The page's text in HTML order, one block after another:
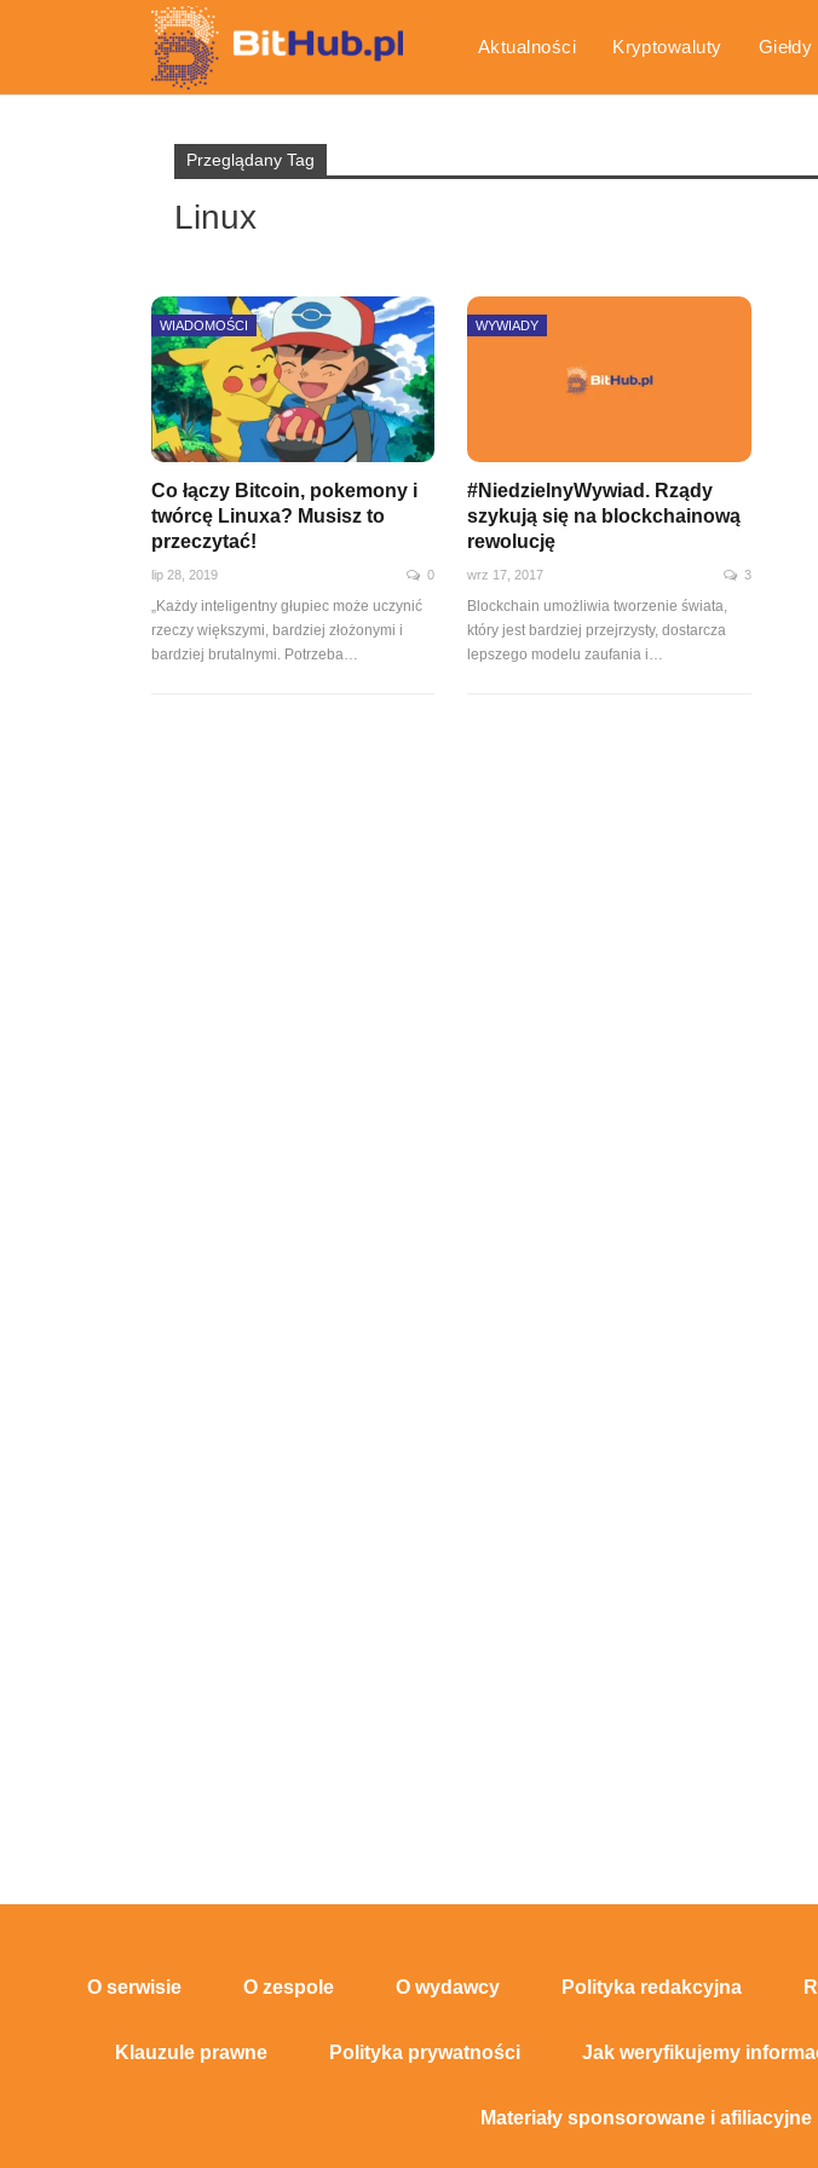
Aktualności Kryptowaluty Giełdy
Przeglądany Tag
Linux
WIADOMOŚCI
Co łączy Bitcoin, pokemony i
twórcę Linuxa? Musisz to
przeczytać!
lip 28, 2019 0
„Każdy inteligentny głupiec może uczynić
rzeczy większymi, bardziej złożonymi i
bardziej brutalnymi. Potrzeba
WYWIADY
#NiedzielnyWywiad. Rządy
szykują się na blockchainową
rewolucję
wrz 17, 2017 3
Blockchain umożliwia tworzenie świata,
który jest bardziej przejrzysty, dostarcza
lepszego modelu zaufania i…
O serwisie O zespole O wydawcy Polityka redakcyjna
Klauzule prawne Polityka prywatności Jak weryfikujemy
Materiały sponsorowane i afiliacyjne